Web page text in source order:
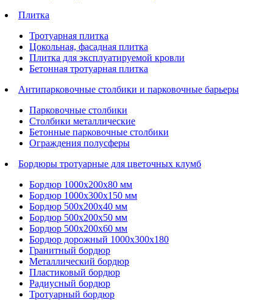
Плитка
Тротуарная плитка
Цокольная, фасадная плитка
Плитка для эксплуатируемой кровли
Бетонная тротуарная плитка
Антипарковочные столбики и парковочные барьеры
Парковочные столбики
Столбики металлические
Бетонные парковочные столбики
Ограждения полусферы
Бордюры тротуарные для цветочных клумб
Бордюр 1000х200х80 мм
Бордюр 1000х300х150 мм
Бордюр 500х200х40 мм
Бордюр 500х200х50 мм
Бордюр 500х200х60 мм
Бордюр дорожный 1000х300х180
Гранитный бордюр
Металлический бордюр
Пластиковый бордюр
Радиусный бордюр
Тротуарный бордюр